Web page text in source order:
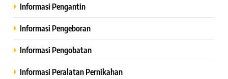
Informasi Pengantin
Informasi Pengeboran
Informasi Pengobatan
Informasi Peralatan Pernikahan